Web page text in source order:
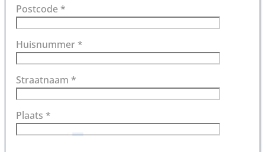
Postcode *
Huisnummer *
Straatnaam *
Plaats *